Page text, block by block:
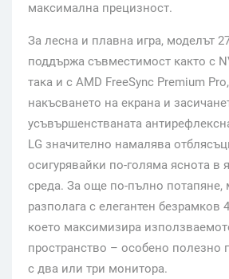
максимална прецизност.
За лесна и плавна игра, моделът
поддържа съвместимост както с
така и с AMD FreeSync Premium
накъсването на екрана и
усъвършенстваната
LG значително намалява
осигурявайки по-голяма яснота в
среда. За още по-пълно потапяне,
разполага с елегантен безрамков
което максимизира
пространство – особено полезно
с два или три монитора.